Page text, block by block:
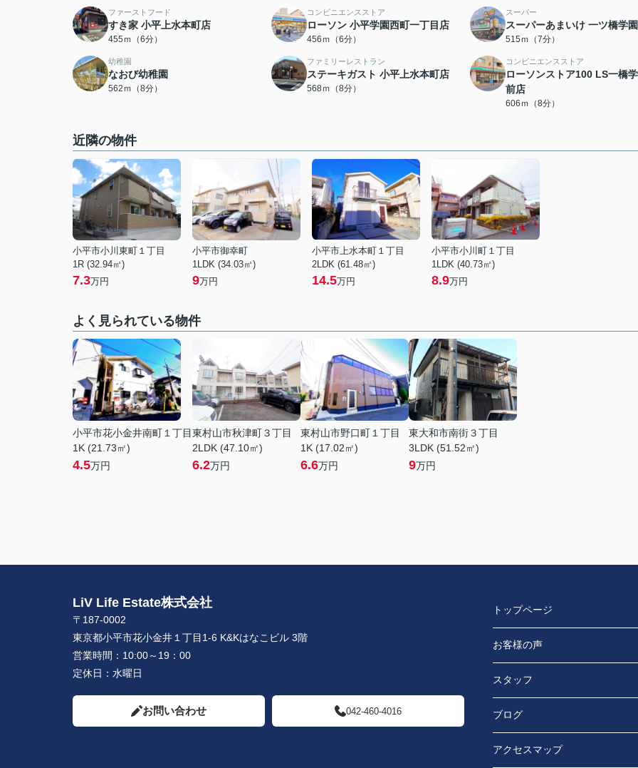
ファーストフード
すき家 小平上水本町店
455ｍ（6分）
コンビニエンスストア
ローソン 小平学園西町一丁目店
456ｍ（6分）
スーパー
スーパーあまいけ 一ツ橋学
515ｍ（7分）
幼稚園
なおび幼稚園
562ｍ（8分）
ファミリーレストラン
ステーキガスト 小平上水本町店
568ｍ（8分）
コンビニエンスストア
ローソンストア100 LS一橋
前店
606ｍ（8分）
近隣の物件
小平市小川東町１丁目
1R (32.94㎡)
7.3万円
小平市御幸町
1LDK (34.03㎡)
9万円
小平市上水本町１丁目
2LDK (61.48㎡)
14.5万円
小平市小川町１丁目
1LDK (40.73㎡)
8.9万円
よく見られている物件
小平市花小金井南町１丁目
1K (21.73㎡)
4.5万円
東村山市秋津町３丁目
2LDK (47.10㎡)
6.2万円
東村山市野口町１丁目
1K (17.02㎡)
6.6万円
東大和市南街３丁目
3LDK (51.52㎡)
9万円
LiV Life Estate株式会社
〒187-0002
東京都小平市花小金井１丁目1-6 K&Kはなこビル 3階
営業時間： 10:00～19：00
定休日： 水曜日
お問い合わせ 042-460-4016
トップページ
お客様の声
スタッフ
ブログ
アクセスマップ